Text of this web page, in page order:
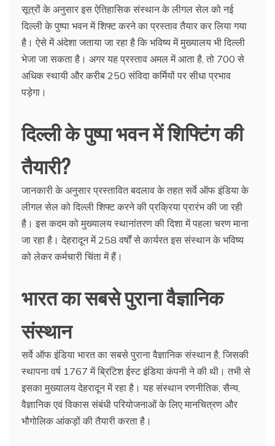
सूत्रों के अनुसार इस ऐतिहासिक संस्थान के लीगल सेल को नई
दिल्ली के पुष्पा भवन में शिफ्ट करने का प्रस्ताव तैयार कर लिया गया
है। ऐसे में अंदेशा जताया जा रहा है कि भविष्य में मुख्यालय भी दिल्ली
भेजा जा सकता है। अगर यह प्रस्ताव अमल में आता है, तो 700 से
अधिक स्थायी और करीब 250 संविदा कर्मियों पर सीधा प्रभाव
पड़ेगा।
दिल्ली के पुष्पा भवन में शिफ्टिंग की
तैयारी?
जानकारी के अनुसार प्रस्तावित बदलाव के तहत सर्वे ऑफ इंडिया के
लीगल सेल को दिल्ली शिफ्ट करने की प्रक्रिया प्रारंभ की जा रही
है। इस कदम को मुख्यालय स्थानांतरण की दिशा में पहला चरण माना
जा रहा है। देहरादून में 258 वर्षों से कार्यरत इस संस्थान के भविष्य
को लेकर कर्मचारी चिंता में हैं।
भारत का सबसे पुराना वैज्ञानिक
संस्थान
सर्वे ऑफ इंडिया भारत का सबसे पुराना वैज्ञानिक संस्थान है, जिसकी
स्थापना वर्ष 1767 में ब्रिटिश ईस्ट इंडिया कंपनी ने की थी। तभी से
इसका मुख्यालय देहरादून में रहा है। यह संस्थान रणनीतिक, सैन्य,
वैज्ञानिक एवं विकास संबंधी परियोजनाओं के लिए मानचित्रण और
भौगोलिक आंकड़ों की तैयारी करता है।